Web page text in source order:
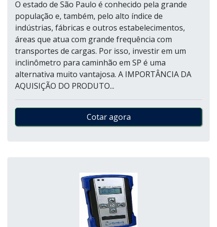
O estado de São Paulo é conhecido pela grande
população e, também, pelo alto índice de
indústrias, fábricas e outros estabelecimentos,
áreas que atua com grande frequência com
transportes de cargas. Por isso, investir em um
inclinômetro para caminhão em SP é uma
alternativa muito vantajosa. A IMPORTÂNCIA DA
AQUISIÇÃO DO PRODUTO...
Cotar agora